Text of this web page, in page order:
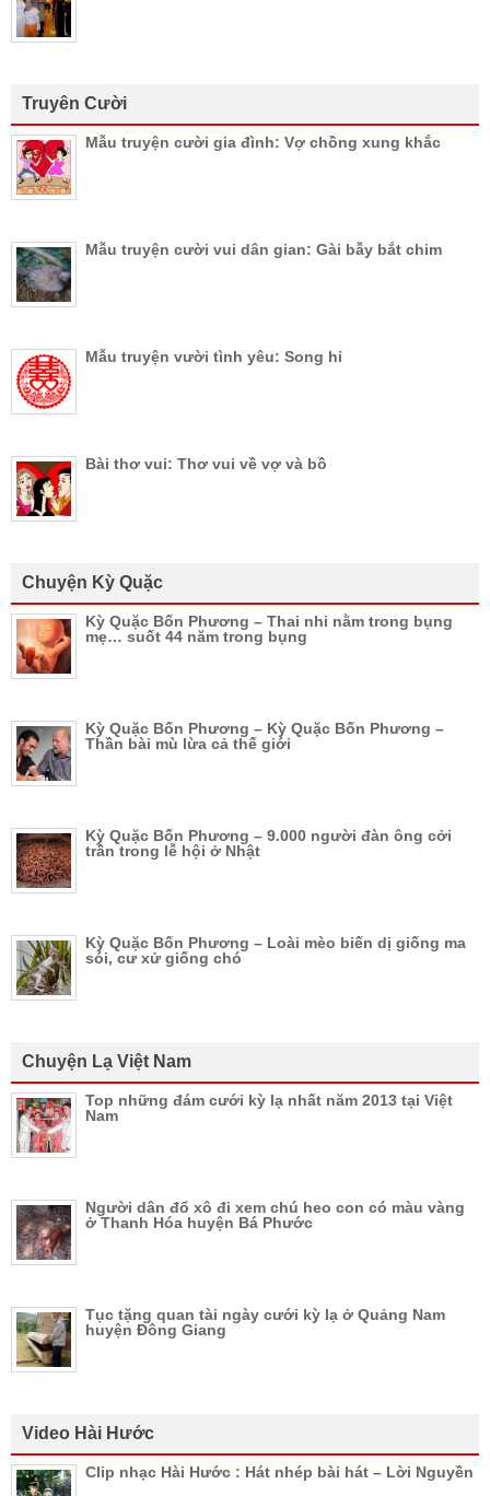
Truyên Cười
Mẫu truyện cười gia đình: Vợ chồng xung khắc
Mẫu truyện cười vui dân gian: Gài bẫy bắt chim
Mẫu truyện vười tình yêu: Song hỉ
Bài thơ vui: Thơ vui về vợ và bồ
Chuyện Kỳ Quặc
Kỳ Quặc Bốn Phương – Thai nhi nằm trong bụng
mẹ… suốt 44 năm trong bụng
Kỳ Quặc Bốn Phương – Kỳ Quặc Bốn Phương –
Thần bài mù lừa cả thế giới
Kỳ Quặc Bốn Phương – 9.000 người đàn ông cởi
trần trong lễ hội ở Nhật
Kỳ Quặc Bốn Phương – Loài mèo biến dị giống ma
sói, cư xử giống chó
Chuyện Lạ Việt Nam
Top những đám cưới kỳ lạ nhất năm 2013 tại Việt
Nam
Người dân đổ xô đi xem chú heo con có màu vàng
ở Thanh Hóa huyện Bá Phước
Tục tặng quan tài ngày cưới kỳ lạ ở Quảng Nam
huyện Đông Giang
Video Hài Hước
Clip nhạc Hài Hước : Hát nhép bài hát – Lời Nguyền